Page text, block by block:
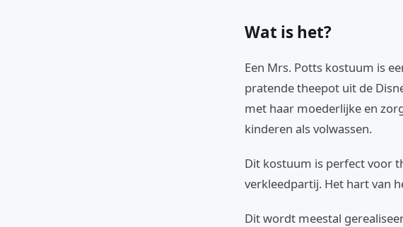
Wat is het?
Een Mrs. Potts kostuum is
pratende theepot uit de
met haar moederlijke en
kinderen als volwassen.
Dit kostuum is perfect voor
verkleedpartij. Het hart van
Dit wordt meestal